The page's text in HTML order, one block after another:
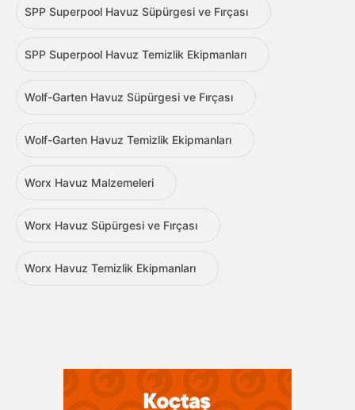
SPP Superpool Havuz Süpürgesi ve Fırçası
SPP Superpool Havuz Temizlik Ekipmanları
Wolf-Garten Havuz Süpürgesi ve Fırçası
Wolf-Garten Havuz Temizlik Ekipmanları
Worx Havuz Malzemeleri
Worx Havuz Süpürgesi ve Fırçası
Worx Havuz Temizlik Ekipmanları